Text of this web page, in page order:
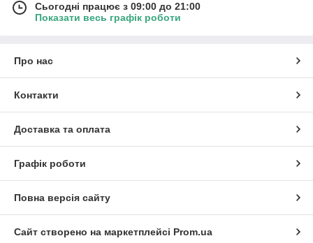
Сьогодні працює з 09:00 до 21:00
Показати весь графік роботи
Про нас
Контакти
Доставка та оплата
Графік роботи
Повна версія сайту
Сайт створено на маркетплейсі Prom.ua